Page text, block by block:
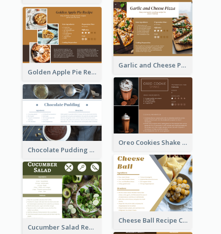
Garlic and Cheese Pizza Recipe Card
Golden Apple Pie Recipe Card
Oreo Cookies Shake Recipe Card
Chocolate Pudding Recipe Card
Cheese Ball Recipe Card
Cucumber Salad Recipe Card